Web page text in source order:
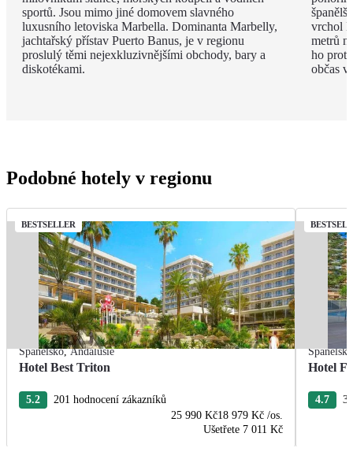
sportů. Jsou mimo jiné domovem slavného
luxusního letoviska Marbella. Dominanta Marbelly,
jachtařský přístav Puerto Banus, je v regionu
proslulý těmi nejexkluzivnějšími obchody, bary a
diskotékami.
vrchol
metrů
ho
občas
Podobné hotely v regionu
BESTSELLER
Španělsko,Andalusie
Hotel Best Triton
5.2
201 hodnocení zákazníků
25 990 Kč18 979 Kč /os.
Ušetřete 7 011 Kč
Španělsko
Hotel
4.7